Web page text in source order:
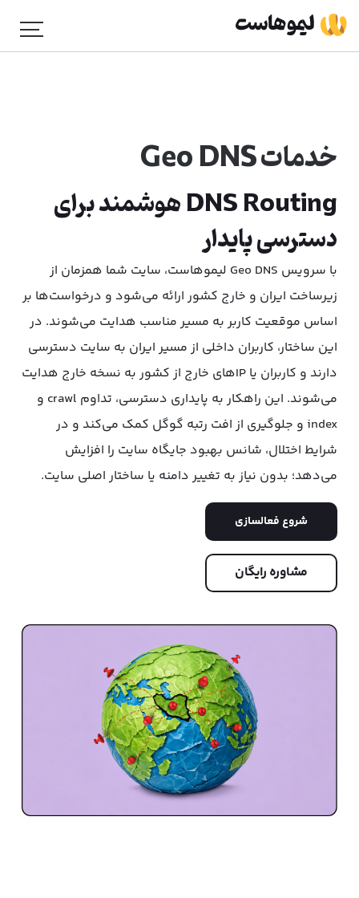
خدمات Geo DNS
DNS Routing هوشمند برای
دسترسی پایدار
با سرویس Geo DNS لیموهاست، سایت شما همزمان از
زیرساخت ایران و خارج کشور ارائه می‌شود و درخواست‌ها بر
اساس موقعیت کاربر به مسیر مناسب هدایت می‌شوند. در
این ساختار، کاربران داخلی از مسیر ایران به سایت دسترسی
دارند و کاربران یا IPهای خارج از کشور به نسخه خارج هدایت
می‌شوند. این راهکار به پایداری دسترسی، تداوم crawl و
index و جلوگیری از افت رتبه گوگل کمک می‌کند و در
شرایط اختلال، شانس بهبود جایگاه سایت را افزایش
می‌دهد؛ بدون نیاز به تغییر دامنه یا ساختار اصلی سایت.
شروع فعالسازی
مشاوره رایگان